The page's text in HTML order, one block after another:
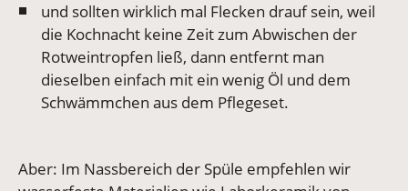
und sollten wirklich mal Flecken drauf sein, weil
die Kochnacht keine Zeit zum Abwischen der
Rotweintropfen ließ, dann entfernt man
dieselben einfach mit ein wenig Öl und dem
Schwämmchen aus dem Pflegeset.
Aber: Im Nassbereich der Spüle empfehlen wir